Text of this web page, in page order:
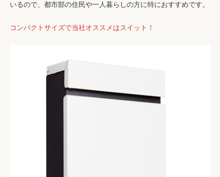
いるので、都市部の住民や一人暮らしの方に特におすすめです。
コンパクトサイズで当社オススメはスイット！